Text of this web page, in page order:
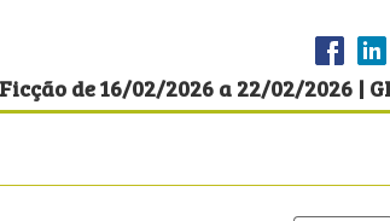
de 16/02/2026 a 22/02/2026 |